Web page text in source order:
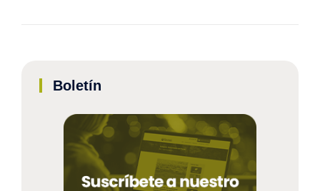
Boletín